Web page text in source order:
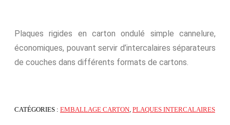
Plaques rigides en carton ondulé simple cannelure,
économiques, pouvant servir d’intercalaires séparateurs
de couches dans différents formats de cartons.
CATÉGORIES : EMBALLAGE CARTON PLAQUES INTERCALAIRES